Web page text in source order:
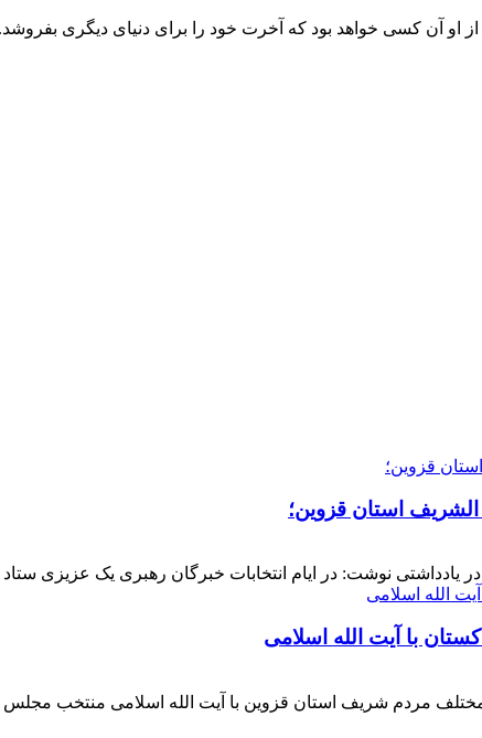
او آن کسی خواهد بود که آخرت خود را برای دنیای دیگری بفروشد.
استان قزوین؛
یادداشتی نوشت: در ایام انتخابات خبرگان رهبری یک عزیزی
با آیت الله اسلامی
مختلف مردم شریف استان قزوین با آیت الله اسلامی منتخب